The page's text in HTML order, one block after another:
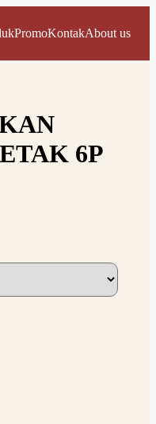
PromoKontakAbout us
6P